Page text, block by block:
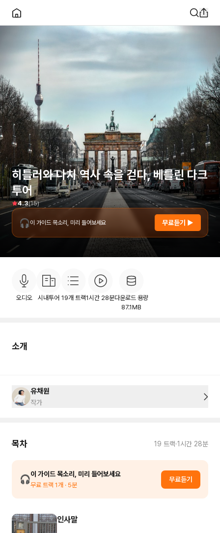
히틀러와 나치 역사 속을 걷다, 베를린 다크
투어
4.3(15)
🎧이 가이드 목소리, 미리 들어보세요 무료듣기 ▶
오디오 시내투어 19개 트랙1시간 28분다운로드 용량
87.1MB
소개
유채원
작가
목차 19 트랙 1시간 28분
🎧이 가이드 목소리, 미리 들어보세요
무료 트랙 1개 · 5분
무료듣기
인사말